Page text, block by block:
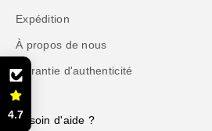
Expédition
À propos de nous
Garantie d'authenticité
Besoin d'aide ?
4.7